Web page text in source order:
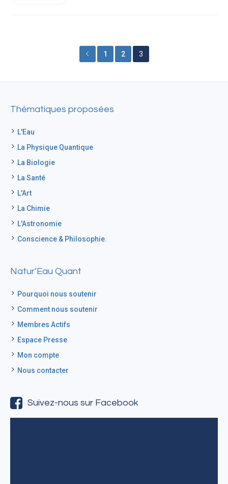
1 2 3
Thématiques proposées
L'Eau
La Physique Quantique
La Biologie
La Santé
L'Art
La Chimie
L'Astronomie
Conscience & Philosophie.
Natur’Eau Quant
Pourquoi nous soutenir
Comment nous soutenir
Membres Actifs
Espace Presse
Mon compte
Nous contacter
Suivez-nous sur Facebook